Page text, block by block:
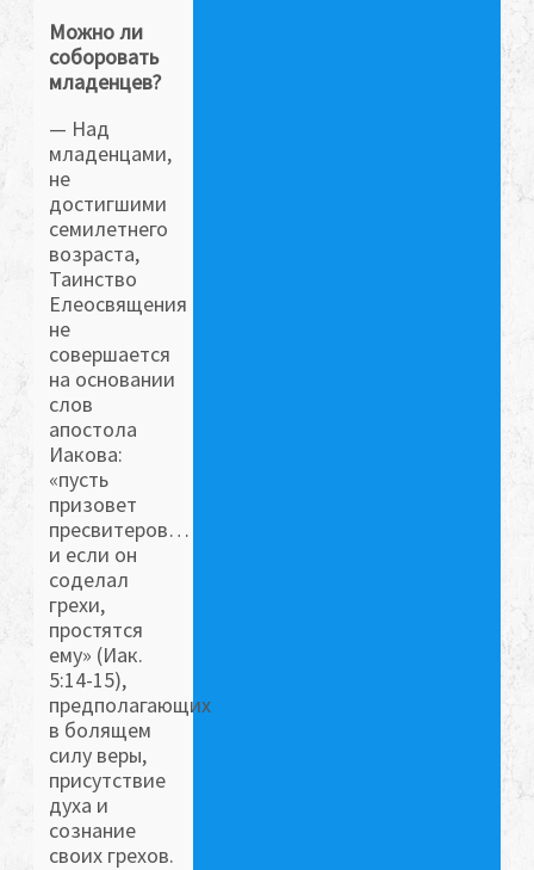
Можно ли
соборовать
младенцев?
— Над
младенцами,
не
достигшими
семилетнего
возраста,
Таинство
Елеосвящения
не
совершается
на основании
слов
апостола
Иакова:
«пусть
призовет
пресвитеров…
и если он
соделал
грехи,
простятся
ему» (Иак.
5:14-15),
предполагающих
в болящем
силу веры,
присутствие
духа и
сознание
своих грехов.